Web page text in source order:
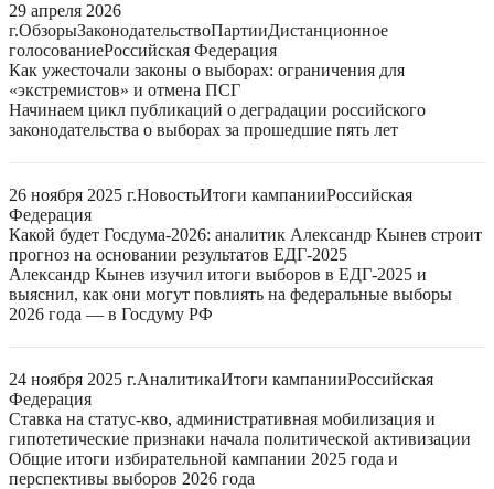
29 апреля 2026
г.ОбзорыЗаконодательствоПартииДистанционное
голосованиеРоссийская Федерация
Как ужесточали законы о выборах: ограничения для
«экстремистов» и отмена ПСГ
Начинаем цикл публикаций о деградации российского
законодательства о выборах за прошедшие пять лет
26 ноября 2025 г.НовостьИтоги кампанииРоссийская
Федерация
Какой будет Госдума-2026: аналитик Александр Кынев строит
прогноз на основании результатов ЕДГ-2025
Александр Кынев изучил итоги выборов в ЕДГ-2025 и
выяснил, как они могут повлиять на федеральные выборы
2026 года — в Госдуму РФ
24 ноября 2025 г.АналитикаИтоги кампанииРоссийская
Федерация
Ставка на статус-кво, административная мобилизация и
гипотетические признаки начала политической активизации
Общие итоги избирательной кампании 2025 года и
перспективы выборов 2026 года